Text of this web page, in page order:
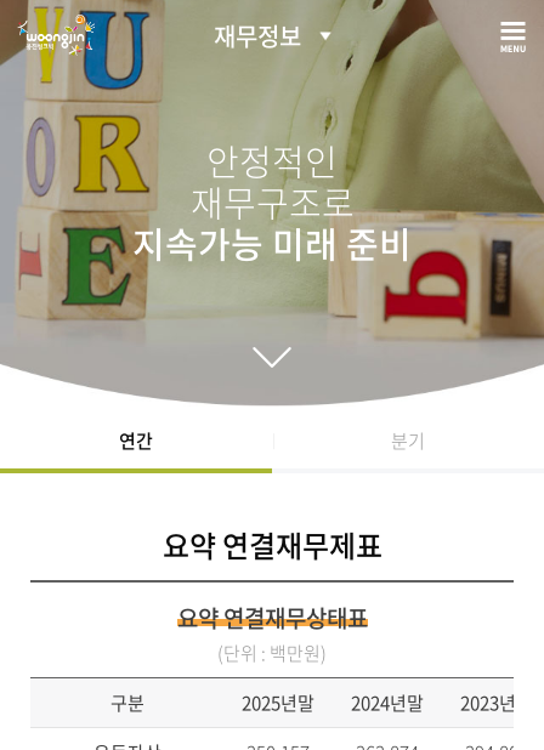
재무정보
안정적인
재무구조로
지속가능 미래 준비
연간 분기
요약 연결재무제표
요약 연결재무상태표
(단위 : 백만원)
구분
2025년말 2024년말
2023년말